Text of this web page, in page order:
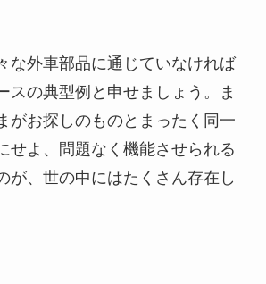
な外車部品に通じていなければ
スの典型例と申せましょう。ま
がお探しのものとまったく同一
せよ、問題なく機能させられる
が、世の中にはたくさん存在し